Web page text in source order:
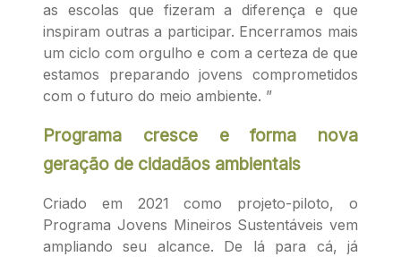
as escolas que fizeram a diferença e que
inspiram outras a participar. Encerramos mais
um ciclo com orgulho e com a certeza de que
estamos preparando jovens comprometidos
com o futuro do meio ambiente. ”
Programa cresce e forma nova
geração de cidadãos ambientais
Criado em 2021 como projeto-piloto, o
Programa Jovens Mineiros Sustentáveis vem
ampliando seu alcance. De lá para cá, já